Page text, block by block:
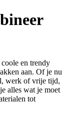
en trendy
aan. Of je nu
werk of vrije tijd,
alles wat je moet
tot